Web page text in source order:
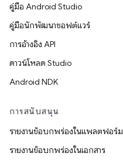
คู่มือ Android Studio
คู่มือนักพัฒนาซอฟต์แวร์
การอ้างอิง API
ดาวน์โหลด Studio
Android NDK
การสนับสนุน
รายงานข้อบกพร่องในแพลตฟอร์ม
รายงานข้อบกพร่องในเอกสาร